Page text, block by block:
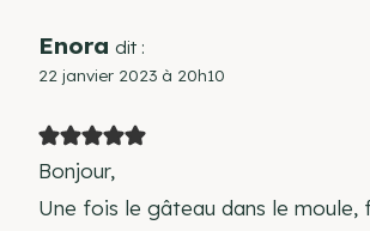
Enora dit :
22 janvier 2023 à 20h10
Bonjour,
Une fois le gâteau dans le moule,